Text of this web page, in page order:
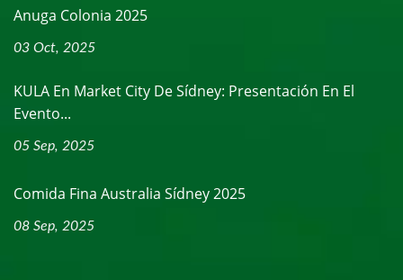
Anuga Colonia 2025
03 Oct, 2025
KULA En Market City De Sídney: Presentación En El
Evento...
05 Sep, 2025
Comida Fina Australia Sídney 2025
08 Sep, 2025